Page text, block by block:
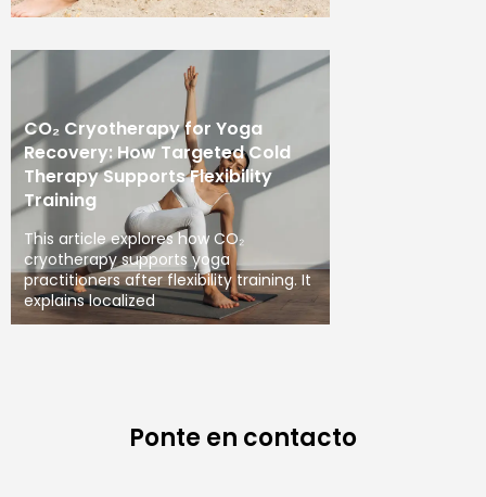
CO₂ Cryotherapy for Yoga
Recovery: How Targeted Cold
Therapy Supports Flexibility
Training
This article explores how CO₂
cryotherapy supports yoga
practitioners after flexibility training. It
explains localized
Ponte en contacto